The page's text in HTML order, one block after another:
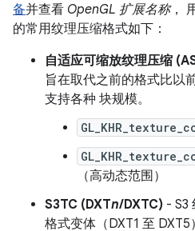
备并查看 OpenGL 扩展名称，
的常用纹理压缩格式如下：
自适应可缩放纹理压缩
旨在取代之前的格式比以
支持各种 块规模。
（高动态范围）
S3TC (DXTn/DXTC) - S3
格式变体（DXT1 至